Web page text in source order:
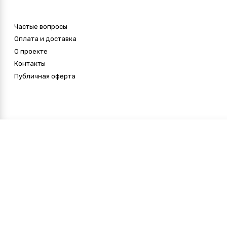
Частые вопросы
Оплата и доставка
О проекте
Контакты
Публичная оферта